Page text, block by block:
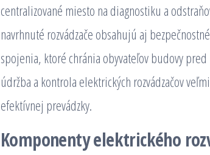
centralizované miesto na diagnostiku a
navrhnuté rozvádzače obsahujú aj
spojenia, ktoré chránia obyvateľov budovy
údržba a kontrola elektrických rozvádzačov
efektívnej prevádzky.
Komponenty elektrického